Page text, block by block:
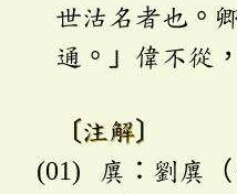
世沽名者也。
通。」偉不從
〔注解〕
廙：劉廙